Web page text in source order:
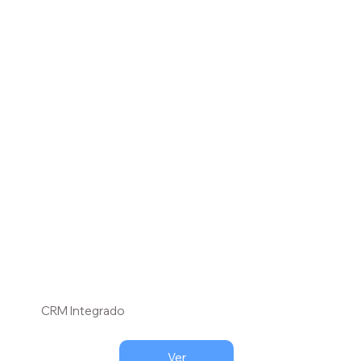
CRM Integrado
Ver